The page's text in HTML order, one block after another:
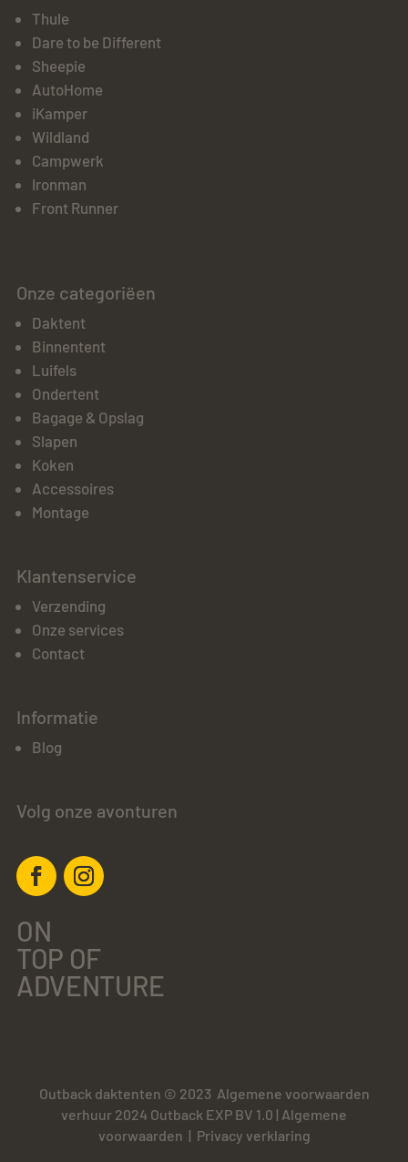
Thule
Dare to be Different
Sheepie
AutoHome
iKamper
Wildland
Campwerk
Ironman
Front Runner
Onze categoriëen
Daktent
Binnentent
Luifels
Ondertent
Bagage & Opslag
Slapen
Koken
Accessoires
Montage
Klantenservice
Verzending
Onze services
Contact
Informatie
Blog
Volg onze avonturen
ON
TOP OF
ADVENTURE
Outback daktenten © 2023 Algemene voorwaarden
verhuur 2024 Outback EXP BV 1.0 | Algemene
voorwaarden | Privacy verklaring